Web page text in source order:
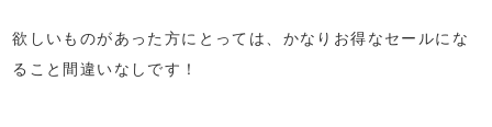
欲しいものがあった方にとっては、かなりお得なセールにな
ること間違いなしです！